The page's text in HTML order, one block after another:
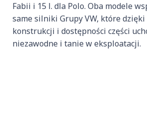
Fabii i 15 l. dla Polo. Oba modele
same silniki Grupy VW, które
konstrukcji i dostępności części
niezawodne i tanie w eksploatacji.